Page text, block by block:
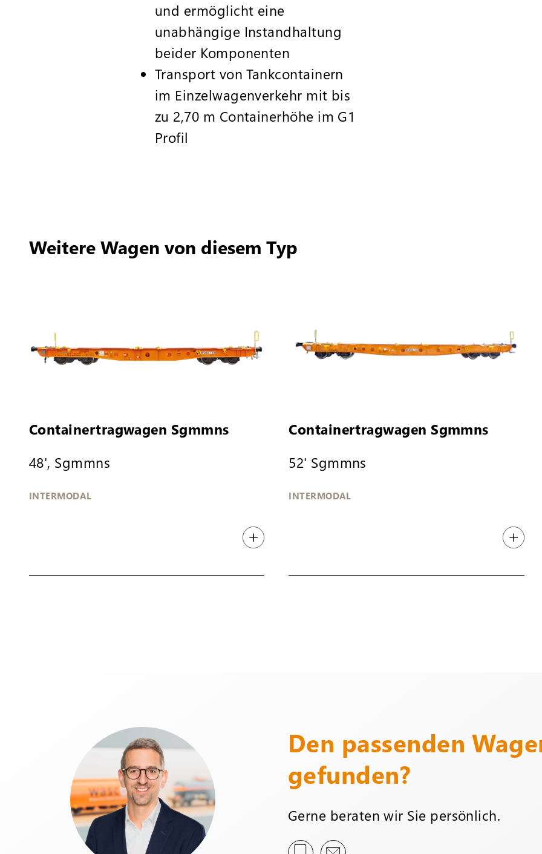
und ermöglicht eine
unabhängige Instandhaltung
beider Komponenten
Transport von Tankcontainern
im Einzelwagenverkehr mit bis
zu 2,70 m Containerhöhe im G1
Profil
Weitere Wagen von diesem Typ
Containertragwagen Sgmmns
48', Sgmmns
INTERMODAL
Containertragwagen Sgmmns
52' Sgmmns
INTERMODAL
Den passenden
gefunden?
Gerne beraten wir Sie persönlich.